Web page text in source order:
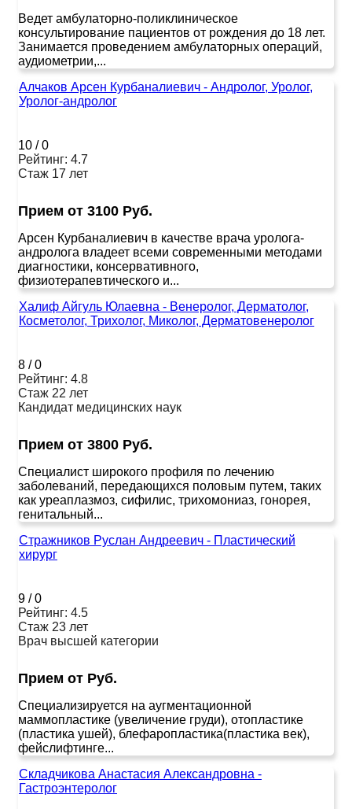
Ведет амбулаторно-поликлиническое
консультирование пациентов от рождения до 18 лет.
Занимается проведением амбулаторных операций,
аудиометрии,...
Алчаков Арсен Курбаналиевич - Андролог, Уролог,
Уролог-андролог
10 /0
Рейтинг: 4.7
Стаж 17 лет
Прием от 3100 Руб.
Арсен Курбаналиевич в качестве врача уролога-
андролога владеет всеми современными методами
диагностики, консервативного,
физиотерапевтического и...
Халиф Айгуль Юлаевна - Венеролог, Дерматолог,
Косметолог, Трихолог, Миколог, Дерматовенеролог
8 /0
Рейтинг: 4.8
Стаж 22 лет
Кандидат медицинских наук
Прием от 3800 Руб.
Специалист широкого профиля по лечению
заболеваний, передающихся половым путем, таких
как уреаплазмоз, сифилис, трихомониаз, гонорея,
генитальный...
Стражников Руслан Андреевич - Пластический
хирург
9 /0
Рейтинг: 4.5
Стаж 23 лет
Врач высшей категории
Прием от Руб.
Специализируется на аугментационной
маммопластике (увеличение груди), отопластике
(пластика ушей), блефаропластика(пластика век),
фейслифтинге...
Складчикова Анастасия Александровна -
Гастроэнтеролог